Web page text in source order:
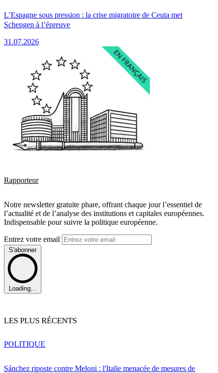
L’Espagne sous pression : la crise migratoire de Ceuta met
Schengen à l’épreuve
31.07.2026
Rapporteur
Notre newsletter gratuite phare, offrant chaque jour l’essentiel de
l’actualité et de l’analyse des institutions et capitales européennes.
Indispensable pour suivre la politique européenne.
Entrez votre email
S'abonner
Loading...
LES PLUS RÉCENTS
Sánchez riposte contre Meloni : l'Italie menacée de mesures de
POLITIQUE